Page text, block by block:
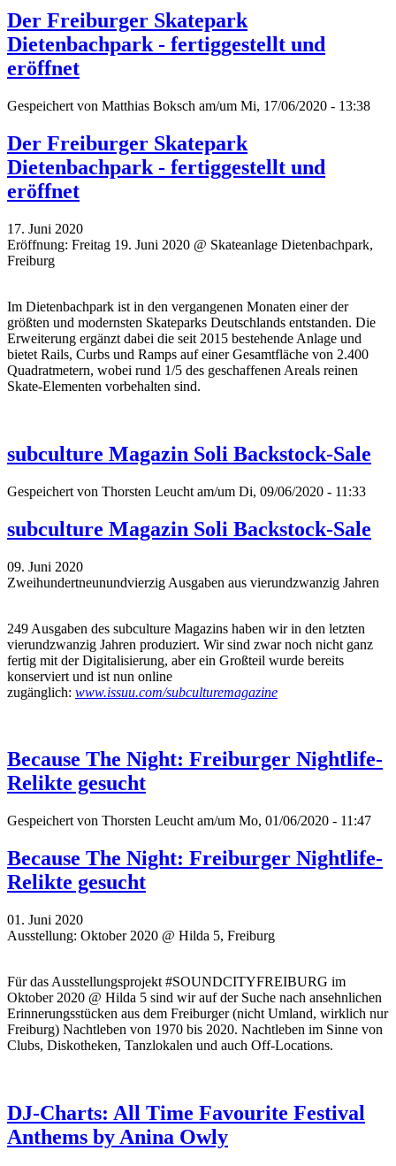
Der Freiburger Skatepark
Dietenbachpark - fertiggestellt und
eröffnet
Gespeichert von Matthias Boksch am/um Mi, 17/06/2020 - 13:38
Der Freiburger Skatepark
Dietenbachpark - fertiggestellt und
eröffnet
17. Juni 2020
Eröffnung: Freitag 19. Juni 2020 @ Skateanlage Dietenbachpark,
Freiburg
Im Dietenbachpark ist in den vergangenen Monaten einer der
größten und modernsten Skateparks Deutschlands entstanden. Die
Erweiterung ergänzt dabei die seit 2015 bestehende Anlage und
bietet Rails, Curbs und Ramps auf einer Gesamtfläche von 2.400
Quadratmetern, wobei rund 1/5 des geschaffenen Areals reinen
Skate-Elementen vorbehalten sind.
subculture Magazin Soli Backstock-Sale
Gespeichert von Thorsten Leucht am/um Di, 09/06/2020 - 11:33
subculture Magazin Soli Backstock-Sale
09. Juni 2020
Zweihundertneunundvierzig Ausgaben aus vierundzwanzig Jahren
249 Ausgaben des subculture Magazins haben wir in den letzten
vierundzwanzig Jahren produziert. Wir sind zwar noch nicht ganz
fertig mit der Digitalisierung, aber ein Großteil wurde bereits
konserviert und ist nun online
zugänglich: www.issuu.com/subculturemagazine
Because The Night: Freiburger Nightlife-
Relikte gesucht
Gespeichert von Thorsten Leucht am/um Mo, 01/06/2020 - 11:47
Because The Night: Freiburger Nightlife-
Relikte gesucht
01. Juni 2020
Ausstellung: Oktober 2020 @ Hilda 5, Freiburg
Für das Ausstellungsprojekt #SOUNDCITYFREIBURG im
Oktober 2020 @ Hilda 5 sind wir auf der Suche nach ansehnlichen
Erinnerungsstücken aus dem Freiburger (nicht Umland, wirklich nur
Freiburg) Nachtleben von 1970 bis 2020. Nachtleben im Sinne von
Clubs, Diskotheken, Tanzlokalen und auch Off-Locations.
DJ-Charts: All Time Favourite Festival
Anthems by Anina Owly